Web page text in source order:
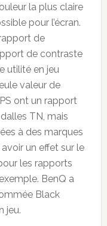
la plus claire
pour l’écran.
de
de contraste
utilité en jeu
valeur de
ont un rapport
TN, mais
à des marques
un effet sur le
les rapports
BenQ a
Black
jeu.